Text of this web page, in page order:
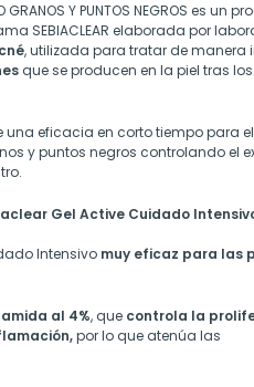
GRANOS Y PUNTOS NEGROS es un
SEBIACLEAR elaborada por
, utilizada para tratar de manera
que se producen en la piel tras
una eficacia en corto tiempo para
y puntos negros controlando el
Gel Active Cuidado
Intensivo muy eficaz para las
al 4%, que controla la
por lo que atenúa las